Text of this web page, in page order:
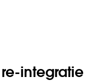
integratie